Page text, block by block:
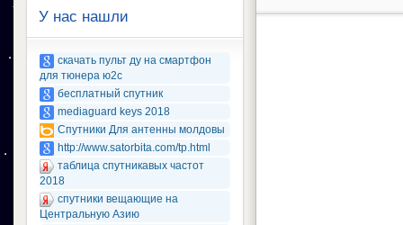
У нас нашли
скачать пульт ду на смартфон
для тюнера ю2с
бесплатный спутник
mediaguard keys 2018
Спутники Для антенны молдовы
http://www.satorbita.com/tp.html
таблица спутникавых частот
2018
спутники вещающие на
Центральную Азию